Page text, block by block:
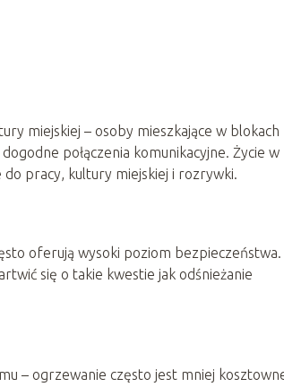
miejskiej – osoby mieszkające w blokach
połączenia komunikacyjne. Życie w
pracy, kultury miejskiej i rozrywki.
oferują wysoki poziom bezpieczeństwa.
się o takie kwestie jak odśnieżanie
– ogrzewanie często jest mniej